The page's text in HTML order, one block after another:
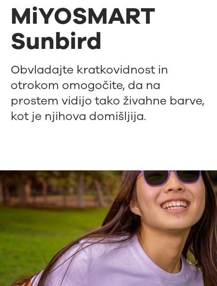
MiYOSMART
Sunbird
Obvladajte kratkovidnost in
otrokom omogočite, da na
prostem vidijo tako živahne barve,
kot je njihova domišljija.